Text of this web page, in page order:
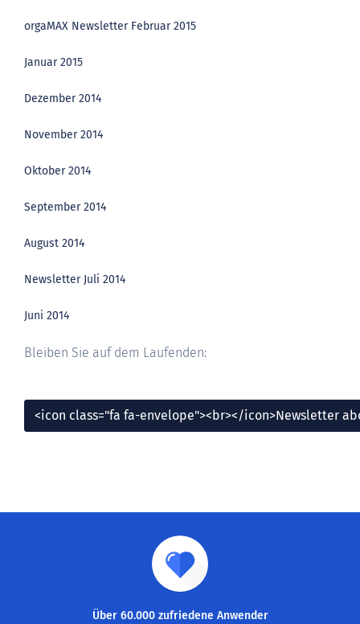
orgaMAX Newsletter Februar 2015
Januar 2015
Dezember 2014
November 2014
Oktober 2014
September 2014
August 2014
Newsletter Juli 2014
Juni 2014
Bleiben Sie auf dem Laufenden:
<icon class="fa fa-envelope"><br></icon>Newsletter
Über 60.000 zufriedene Anwender